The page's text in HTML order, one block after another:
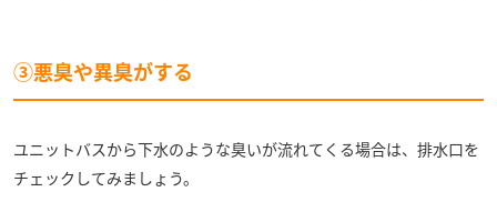
③悪臭や異臭がする
ユニットバスから下水のような臭いが流れてくる場合は、排水口を
チェックしてみましょう。